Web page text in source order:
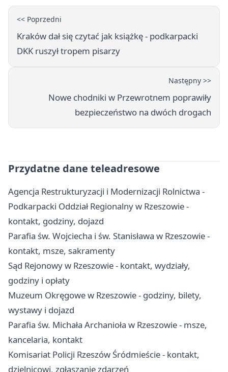
<< Poprzedni
Kraków dał się czytać jak książkę - podkarpacki
DKK ruszył tropem pisarzy
Następny >>
Nowe chodniki w Przewrotnem poprawiły
bezpieczeństwo na dwóch drogach
Przydatne dane teleadresowe
Agencja Restrukturyzacji i Modernizacji Rolnictwa -
Podkarpacki Oddział Regionalny w Rzeszowie -
kontakt, godziny, dojazd
Parafia św. Wojciecha i św. Stanisława w Rzeszowie -
kontakt, msze, sakramenty
Sąd Rejonowy w Rzeszowie - kontakt, wydziały,
godziny i opłaty
Muzeum Okręgowe w Rzeszowie - godziny, bilety,
wystawy i dojazd
Parafia św. Michała Archanioła w Rzeszowie - msze,
kancelaria, kontakt
Komisariat Policji Rzeszów Śródmieście - kontakt,
dzielnicowi, zgłaszanie zdarzeń